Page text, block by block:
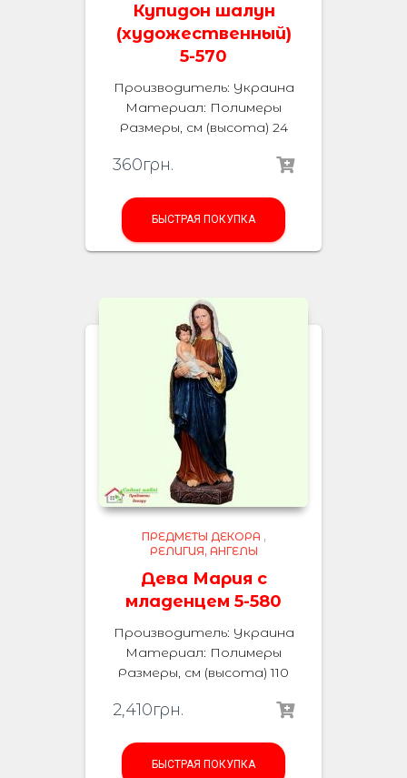
Купидон шалун
(художественный)
5-570
Производитель: Украина
Материал: Полимеры
Размеры, см (высота) 24
360грн.
БЫСТРАЯ ПОКУПКА
ПРЕДМЕТЫ ДЕКОРА ,
РЕЛИГИЯ, АНГЕЛЫ
Дева Мария с
младенцем 5-580
Производитель: Украина
Материал: Полимеры
Размеры, см (высота) 110
2,410грн.
БЫСТРАЯ ПОКУПКА